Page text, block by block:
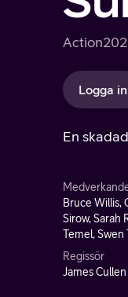
Action
Logga in
En
Bruce Willis,
Sirow, Sarah
Temel, Swen
Regissör
James